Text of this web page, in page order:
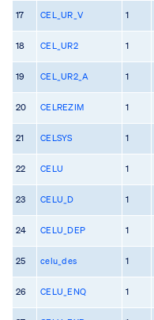
17 CEL_UR_V 1
18 CEL_UR2 1
19 CEL_UR2_A 1
20 CELREZIM 1
21 CELSYS 1
22 CELU 1
23 CELU_D 1
24 CELU_DEP 1
25 celu_des 1
26 CELU_ENQ 1